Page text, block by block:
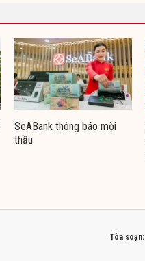
SeABank thông báo mời
thầu
Tòa soạn: